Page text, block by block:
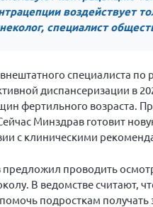
воздействует
специалист
специалиста
диспансеризации в
фертильного возраста.
Минздрав готовит
с клиническими
проводить
В ведомстве считают,
подросткам